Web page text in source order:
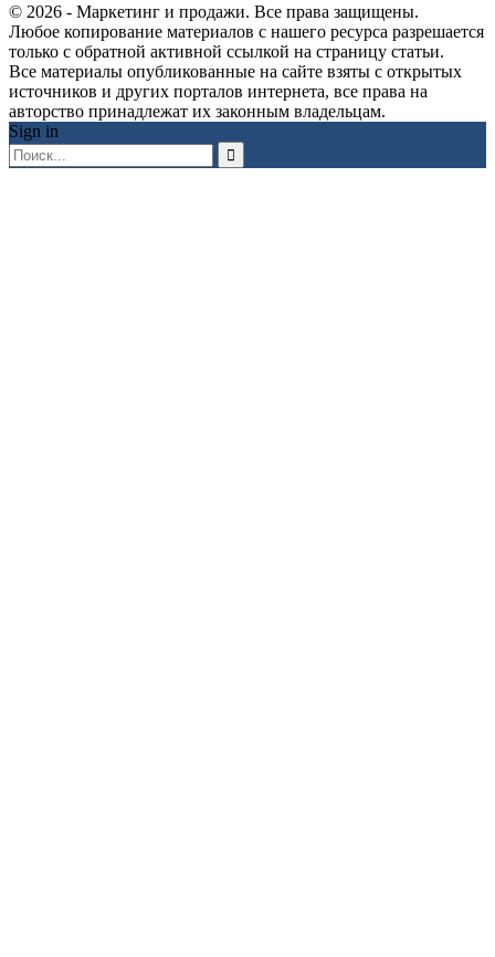
© 2026 - Маркетинг и продажи. Все права защищены.
Любое копирование материалов с нашего ресурса разрешается
только с обратной активной ссылкой на страницу статьи.
Все материалы опубликованные на сайте взяты с открытых
источников и других порталов интернета, все права на
авторство принадлежат их законным владельцам.
Sign in